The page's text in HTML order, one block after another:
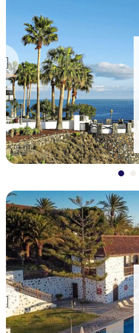
Previous
Previous